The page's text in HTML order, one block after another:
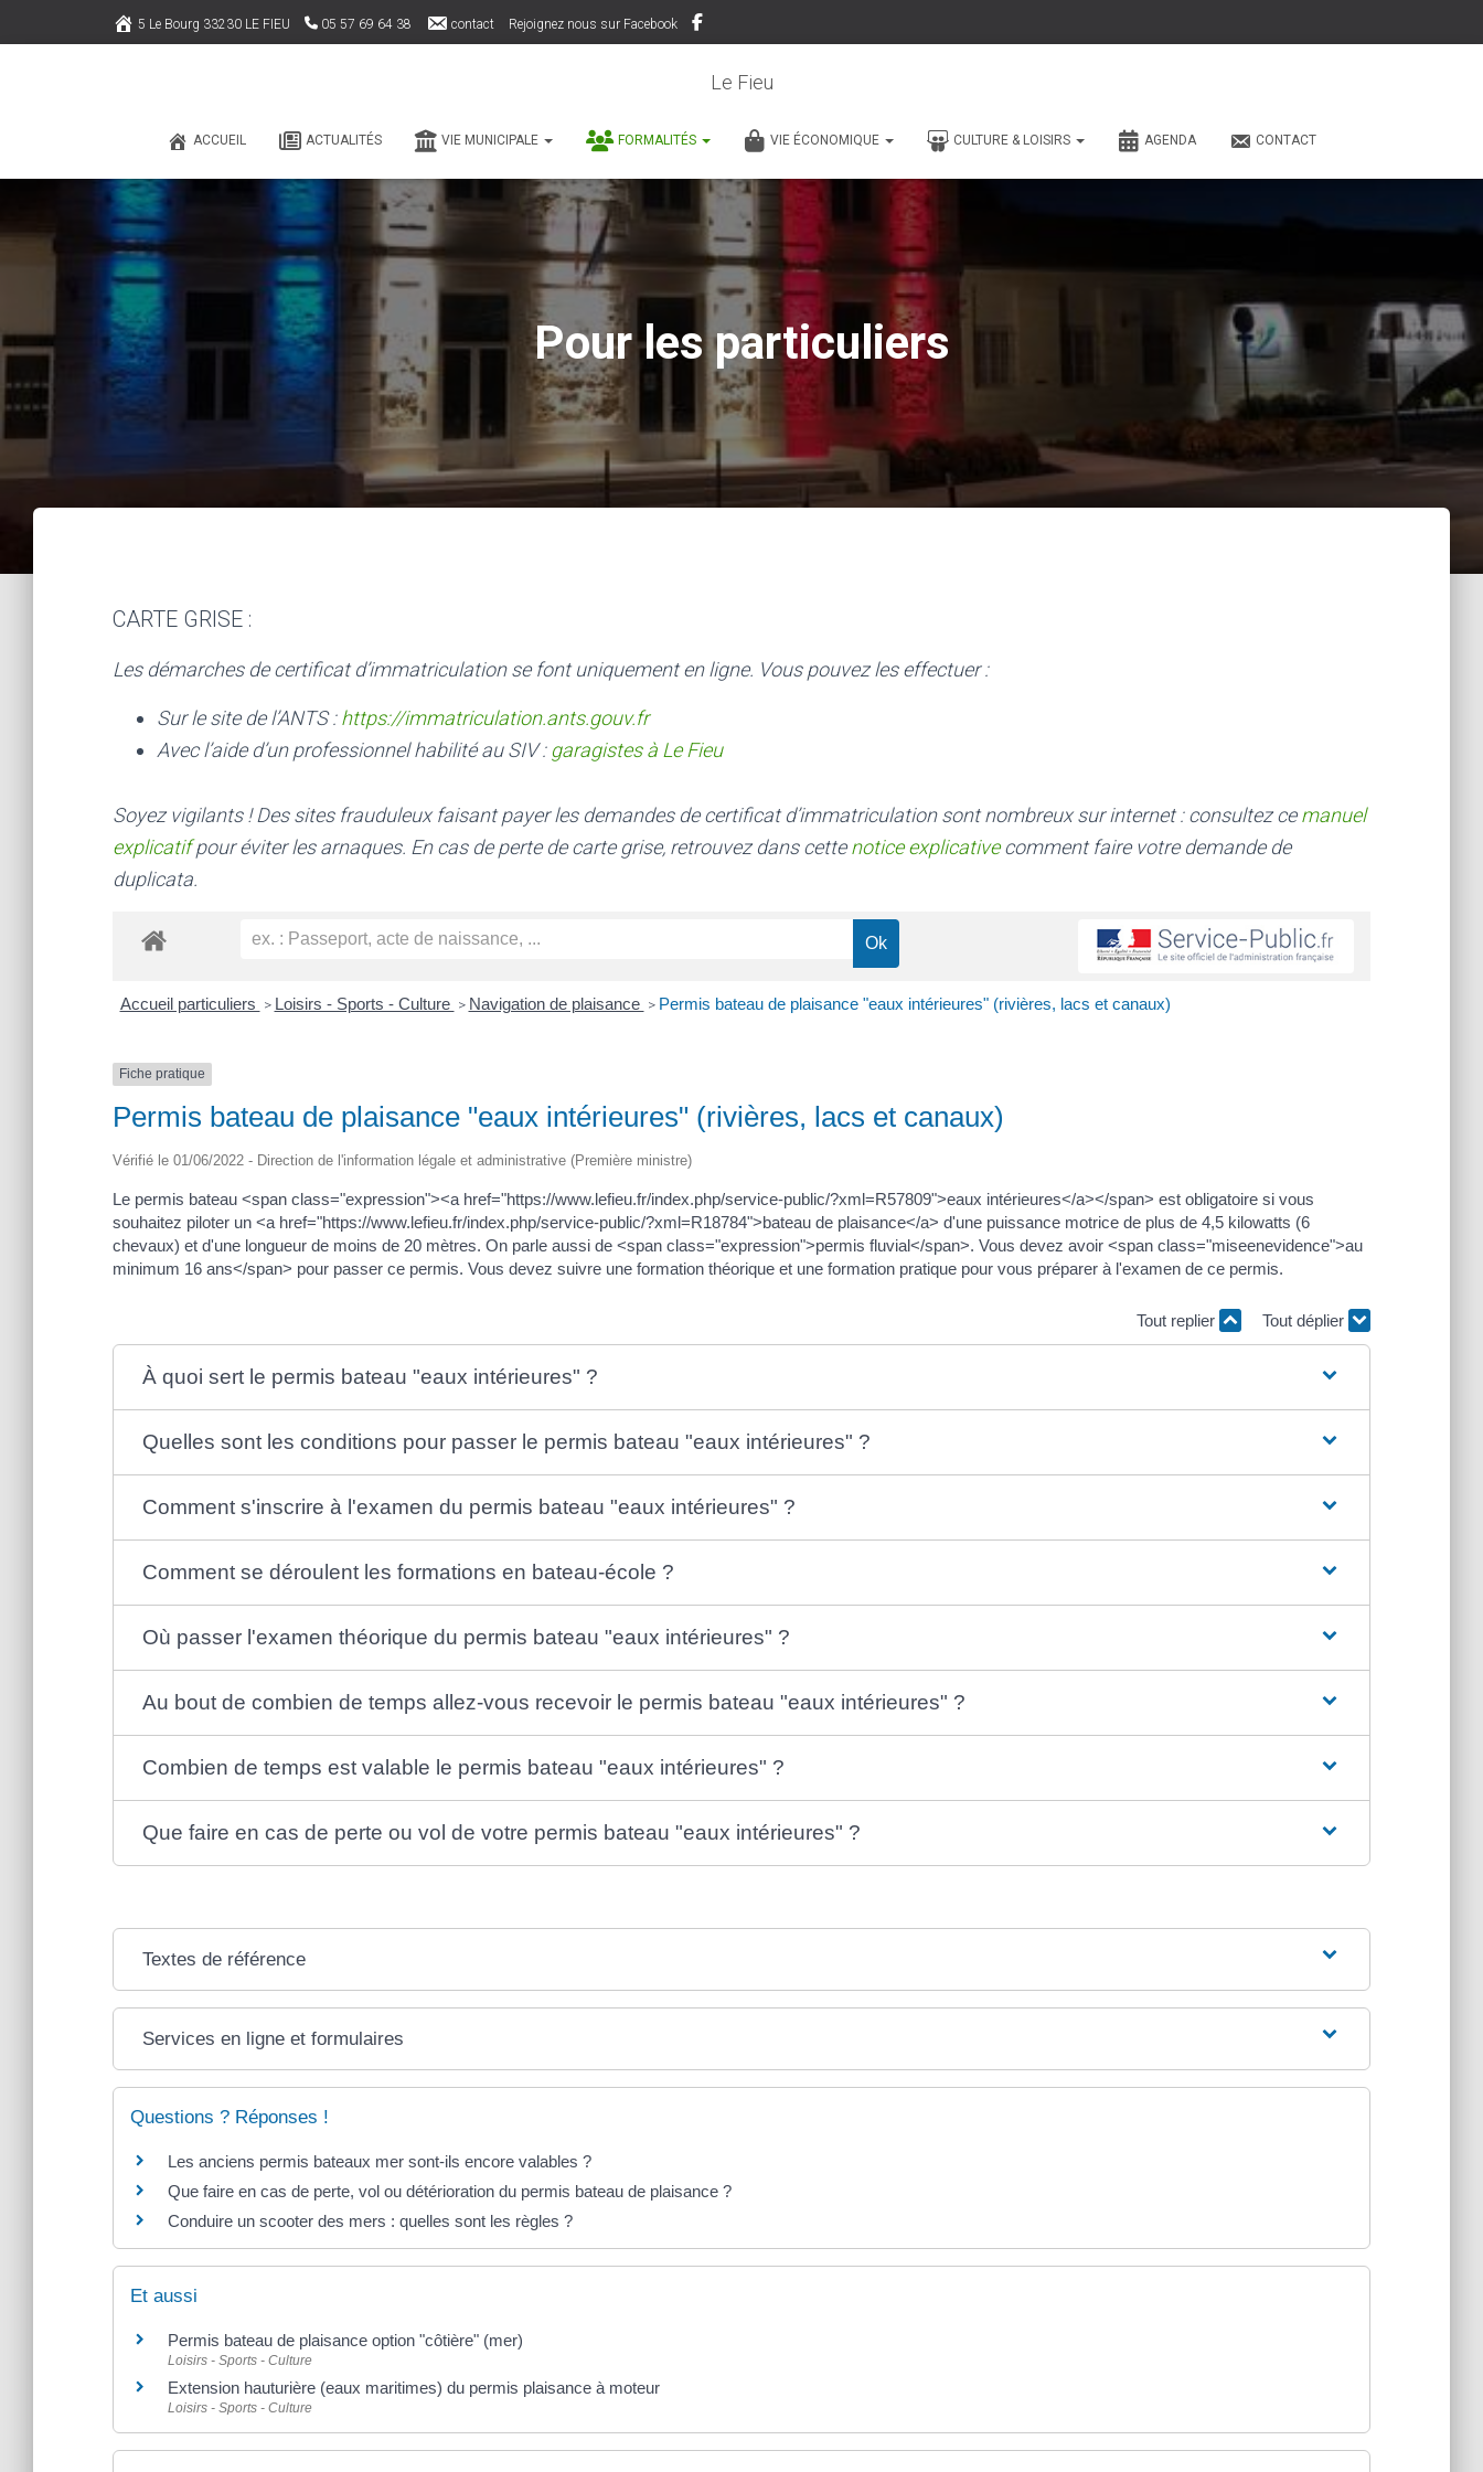
5 Le Bourg 33230 LE FIEU 05 57 69 64 38 contact Rejoignez nous sur Facebook
Le Fieu
ACCUEIL ACTUALITÉS VIE MUNICIPALE FORMALITÉS VIE ÉCONOMIQUE CULTURE & LOISIRS AGENDA CONTACT
Pour les particuliers
CARTE GRISE :
Les démarches de certificat d’immatriculation se font uniquement en ligne. Vous pouvez les effectuer :
Sur le site de l’ANTS :https://immatriculation.ants.gouv.fr
Avec l’aide d’un professionnel habilité au SIV : garagistes à Le Fieu
Soyez vigilants ! Des sites frauduleux faisant payer les demandes de certificat d’immatriculation sont nombreux sur internet : consultez cemanuel
explicatifpour éviter les arnaques. En cas de perte de carte grise, retrouvez dans cettenotice explicativecomment faire votre demande de
duplicata.
Accueil particuliers > Loisirs - Sports - Culture > Navigation de plaisance > Permis bateau de plaisance "eaux intérieures" (rivières, lacs et canaux)
Fiche pratique
Permis bateau de plaisance "eaux intérieures" (rivières, lacs et canaux)
Vérifié le 01/06/2022 - Direction de l'information légale et administrative (Première ministre)
Le permis bateau <span class="expression"><a href="https://www.lefieu.fr/index.php/service-public/?xml=R57809">eaux intérieures</a></span> est obligatoire si vous
souhaitez piloter un <a href="https://www.lefieu.fr/index.php/service-public/?xml=R18784">bateau de plaisance</a> d'une puissance motrice de plus de 4,5 kilowatts (6
chevaux) et d'une longueur de moins de 20 mètres. On parle aussi de <span class="expression">permis fluvial</span>. Vous devez avoir <span class="miseenevidence">au
minimum 16 ans</span> pour passer ce permis. Vous devez suivre une formation théorique et une formation pratique pour vous préparer à l'examen de ce permis.
Tout replier Tout déplier
À quoi sert le permis bateau "eaux intérieures" ?
Quelles sont les conditions pour passer le permis bateau "eaux intérieures" ?
Comment s'inscrire à l'examen du permis bateau "eaux intérieures" ?
Comment se déroulent les formations en bateau-école ?
Où passer l'examen théorique du permis bateau "eaux intérieures" ?
Au bout de combien de temps allez-vous recevoir le permis bateau "eaux intérieures" ?
Combien de temps est valable le permis bateau "eaux intérieures" ?
Que faire en cas de perte ou vol de votre permis bateau "eaux intérieures" ?
Textes de référence
Services en ligne et formulaires
Questions ? Réponses !
Les anciens permis bateaux mer sont-ils encore valables ?
Que faire en cas de perte, vol ou détérioration du permis bateau de plaisance ?
Conduire un scooter des mers : quelles sont les règles ?
Et aussi
Permis bateau de plaisance option "côtière" (mer)
Loisirs - Sports - Culture
Extension hauturière (eaux maritimes) du permis plaisance à moteur
Loisirs - Sports - Culture